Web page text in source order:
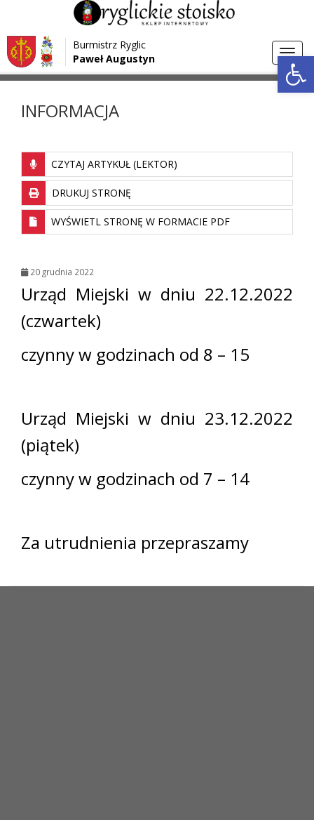
Przejdź do menu
Przejdź do głównej treści strony
Przejdź do stopki strony
Burmistrz Ryglic
Paweł Augustyn
Strona główna > Aktualności
INFORMACJA
CZYTAJ ARTYKUŁ (LEKTOR)
DRUKUJ STRONĘ
WYŚWIETL STRONĘ W FORMACIE PDF
20 grudnia 2022
Urząd Miejski w dniu 22.12.2022
(czwartek)
czynny w godzinach od 8 – 15
Urząd Miejski w dniu 23.12.2022
(piątek)
czynny w godzinach od 7 – 14
Za utrudnienia przepraszamy